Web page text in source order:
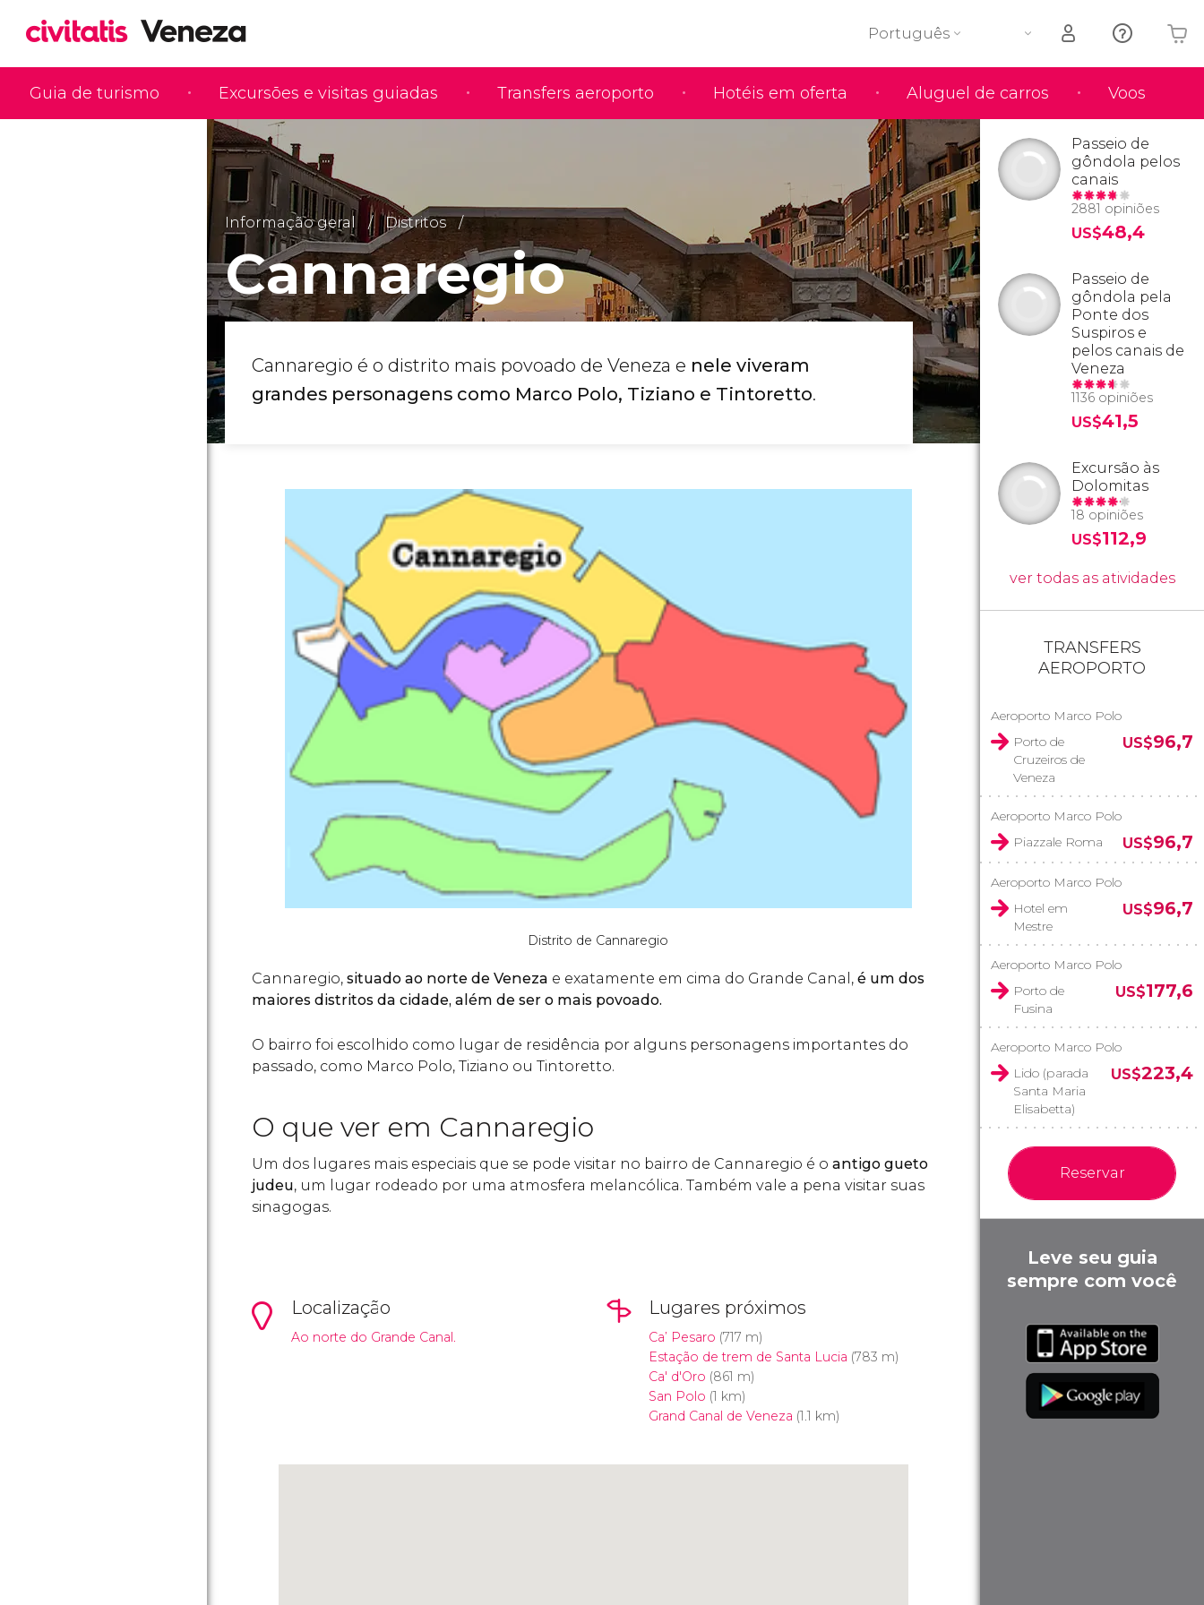
Guia de turismo Excursões e visitas guiadas Transfers aeroporto Hotéis em oferta Aluguel de carros Voos
Português
O seu carrinho está vazio
Informação geral Distritos
Cannaregio
Cannaregio é o distrito mais povoado de Veneza e nele viveram
grandes personagens como Marco Polo, Tiziano e Tintoretto.
Distrito de Cannaregio
Cannaregio, situado ao norte de Veneza e exatamente em cima do Grande Canal, é um dos
maiores distritos da cidade, além de ser o mais povoado.
O bairro foi escolhido como lugar de residência por alguns personagens importantes do
passado, como Marco Polo, Tiziano ou Tintoretto.
O que ver em Cannaregio
Um dos lugares mais especiais que se pode visitar no bairro de Cannaregio é o antigo gueto
judeu, um lugar rodeado por uma atmosfera melancólica. Também vale a pena visitar suas
sinagogas.
Localização
Ao norte do Grande Canal.
Lugares próximos
Ca’ Pesaro (717 m)
Estação de trem de Santa Lucia (783 m)
Ca' d'Oro (861 m)
San Polo (1 km)
Grand Canal de Veneza (1.1 km)
Passeio de
gôndola pelos
canais
2881 opiniões
US$48,4
Passeio de
gôndola pela
Ponte dos
Suspiros e
pelos canais de
Veneza
1136 opiniões
US$41,5
Excursão às
Dolomitas
18 opiniões
US$112,9
ver todas as atividades
TRANSFERS
AEROPORTO
Aeroporto Marco Polo
Porto de
Cruzeiros de
Veneza
US$96,7
Aeroporto Marco Polo
Piazzale Roma
US$96,7
Aeroporto Marco Polo
Hotel em
Mestre
US$96,7
Aeroporto Marco Polo
Porto de
Fusina
US$177,6
Aeroporto Marco Polo
Lido (parada
Santa Maria
Elisabetta)
US$223,4
Reservar
Leve seu guia
sempre com você